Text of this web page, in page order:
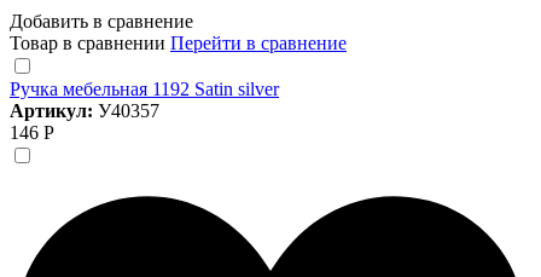
Добавить в сравнение
Товар в сравнении Перейти в сравнение
Ручка мебельная 1192 Satin silver
Артикул: У40357
146 Р